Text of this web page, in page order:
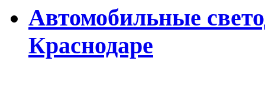
Автомобильные
Краснодаре